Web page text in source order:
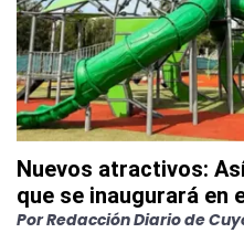
Nuevos atractivos:
que se inaugurará en
PorRedacción Diario de